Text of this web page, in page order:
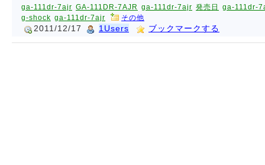
ga-111dr-7ajr GA-111DR-7AJR ga-111dr-7ajr 発売日
ga-111dr-
g-shock ga-111dr-7ajr その他
2011/12/17 1Users ブックマークする